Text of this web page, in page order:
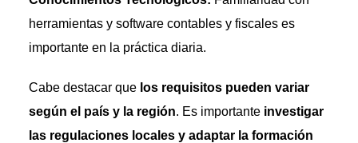
herramientas y software contables y fiscales es
importante en la práctica diaria.
Cabe destacar que los requisitos pueden variar
según el país y la región. Es importante investigar
las regulaciones locales y adaptar la formación